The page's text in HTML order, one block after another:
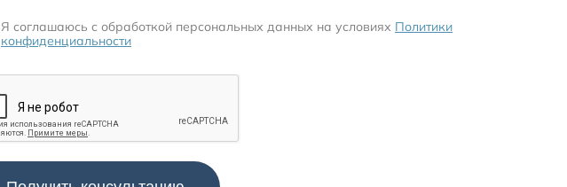
Я соглашаюсь c обработкой персональных данных на условиях Политики
конфиденциальности